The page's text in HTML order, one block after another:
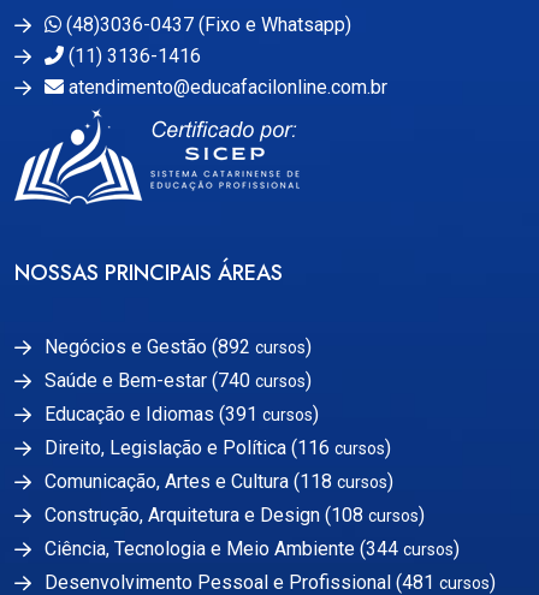
(48)3036-0437 (Fixo e Whatsapp)
(11) 3136-1416
atendimento@educafacilonline.com.br
NOSSAS PRINCIPAIS ÁREAS
Negócios e Gestão (892 cursos)
Saúde e Bem-estar (740 cursos)
Educação e Idiomas (391 cursos)
Direito, Legislação e Política (116 cursos)
Comunicação, Artes e Cultura (118 cursos)
Construção, Arquitetura e Design (108 cursos)
Ciência, Tecnologia e Meio Ambiente (344 cursos)
Desenvolvimento Pessoal e Profissional (481 cursos)